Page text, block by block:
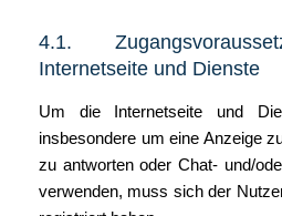
4.1.
Internetseite und Dienste
Um die Internetseite und
insbesondere um eine Anzeige
zu antworten oder Chat- und/
verwenden, muss sich der